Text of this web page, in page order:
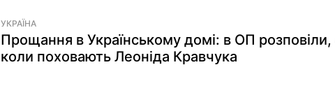
УКРАЇНА
Прощання в Українському домі: в ОП розповіли,
коли поховають Леоніда Кравчука